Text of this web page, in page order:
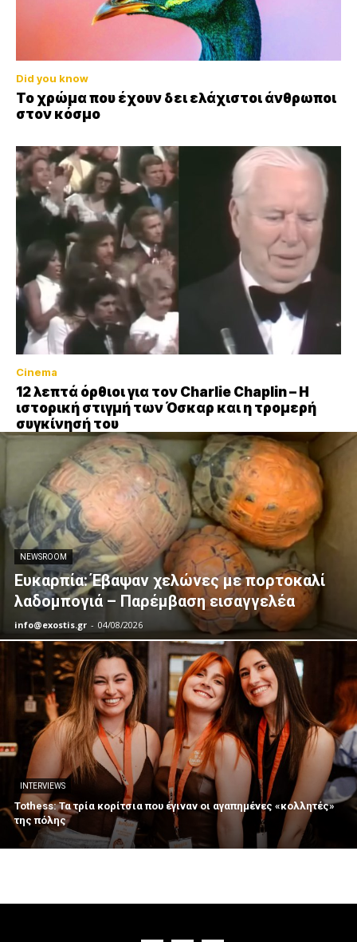
Did you know
Το χρώμα που έχουν δει ελάχιστοι άνθρωποι
στον κόσμο
Cinema
12 λεπτά όρθιοι για τον Charlie Chaplin – Η
ιστορική στιγμή των Όσκαρ και η τρομερή
συγκίνησή του
NEWSROOM
Ευκαρπία: Έβαψαν χελώνες με πορτοκαλί
λαδομπογιά – Παρέμβαση εισαγγελέα
info@exostis.gr - 04/08/2026
INTERVIEWS
Tothess: Τα τρία κορίτσια που έγιναν οι αγαπημένες «κολλητές»
της πόλης